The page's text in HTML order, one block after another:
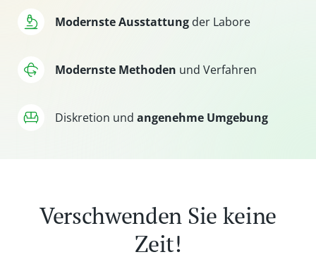
ModernsteAusstattung der Labore
Modernste Methoden und Verfahren
Diskretion und angenehme Umgebung
Verschwenden Sie keine
Zeit!